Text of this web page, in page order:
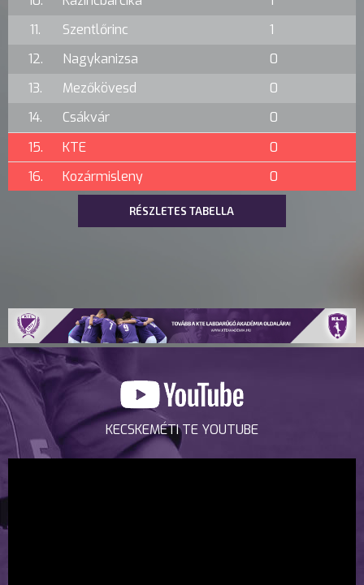
11.
Szentlőrinc
1
12.
Nagykanizsa
0
13.
Mezőkövesd
0
14.
Csákvár
0
15.
KTE
0
16.
Kozármisleny 0
RÉSZLETES TABELLA
KECSKEMÉTI TE YOUTUBE